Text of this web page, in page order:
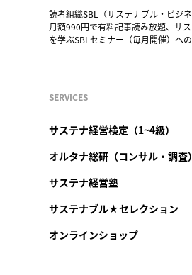
読者組織SBL（サステナブル・ビジネ
月額990円で有料記事読み放題、サ
を学ぶSBLセミナー（毎月開催）へ
SERVICES
サステナ経営検定（1~4級）
オルタナ総研（コンサル・調査）
サステナ経営塾
サステナブル★セレクション
オンラインショップ